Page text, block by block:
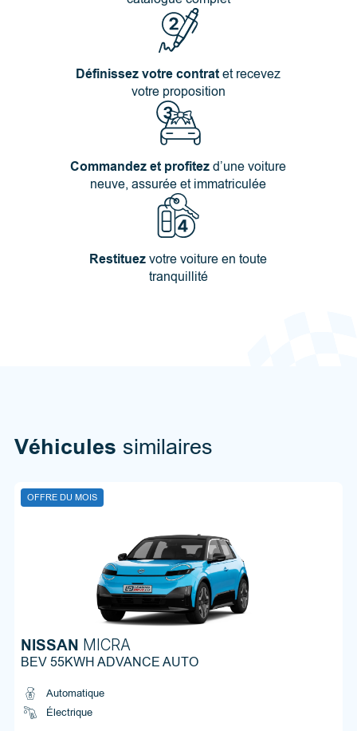
Définissez votre contratet recevez
votre proposition
Commandez et profitezd’une voiture
neuve, assurée et immatriculée
Restituezvotre voiture en toute
tranquillité
Véhicules similaires
OFFRE DU MOIS
NISSAN MICRA
BEV 55KWH ADVANCE AUTO
Automatique
Électrique